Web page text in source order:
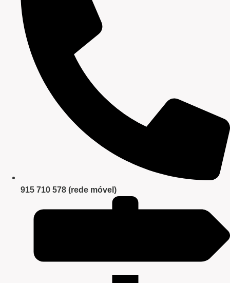
915 710 578 (rede móvel)